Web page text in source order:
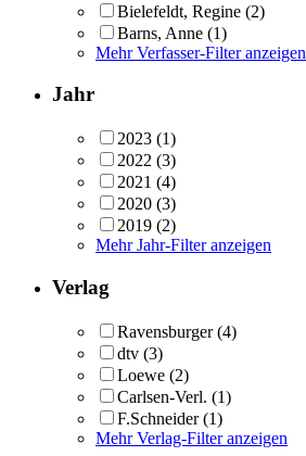
Bielefeldt, Regine (2)
Barns, Anne (1)
Mehr Verfasser-Filter anzeigen
Jahr
2023 (1)
2022 (3)
2021 (4)
2020 (3)
2019 (2)
Mehr Jahr-Filter anzeigen
Verlag
Ravensburger (4)
dtv (3)
Loewe (2)
Carlsen-Verl. (1)
F.Schneider (1)
Mehr Verlag-Filter anzeigen